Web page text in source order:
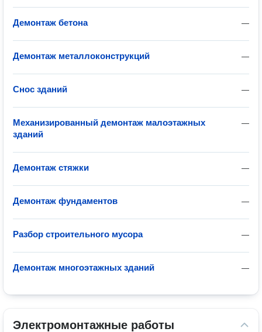
—
Демонтаж бетона
—
Демонтаж металлоконструкций
—
Снос зданий
—
Механизированный демонтаж малоэтажных
зданий
—
Демонтаж стяжки
—
Демонтаж фундаментов
—
Разбор строительного мусора
—
Демонтаж многоэтажных зданий
Электромонтажные работы